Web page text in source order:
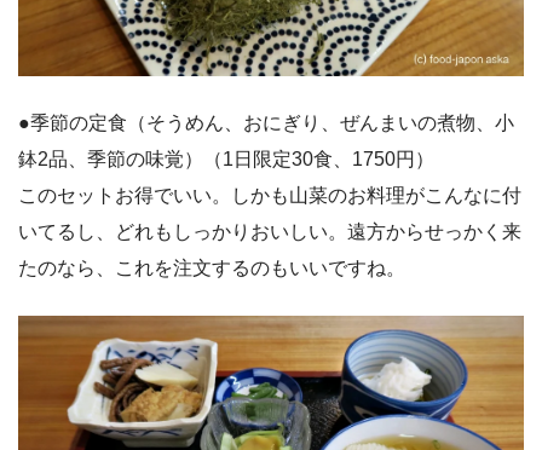
●季節の定食（そうめん、おにぎり、ぜんまいの煮物、小
鉢2品、季節の味覚）（1日限定30食、1750円）
このセットお得でいい。しかも山菜のお料理がこんなに付
いてるし、どれもしっかりおいしい。遠方からせっかく来
たのなら、これを注文するのもいいですね。